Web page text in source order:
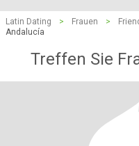
Latin Dating > Frauen >
Andalucía
Treffen Sie